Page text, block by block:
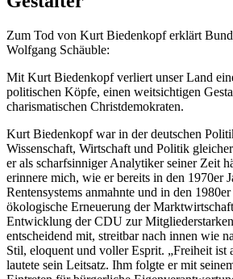
Zum Tod von Kurt Biedenkopf erklärt
Wolfgang Schäuble:
Mit Kurt Biedenkopf verliert unser Land
politischen Köpfe, einen weitsichtigen
charismatischen Christdemokraten.
Kurt Biedenkopf war in der deutschen
Wissenschaft, Wirtschaft und Politik
er als scharfsinniger Analytiker seiner Zeit
erinnere mich, wie er bereits in den 1970er
Rentensystems anmahnte und in den
ökologische Erneuerung der
Entwicklung der CDU zur
entscheidend mit, streitbar nach innen wie
Stil, eloquent und voller Esprit. „Freiheit ist
lautete sein Leitsatz. Ihm folgte er mit